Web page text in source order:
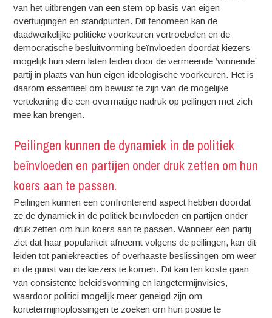
van het uitbrengen van een stem op basis van eigen
overtuigingen en standpunten. Dit fenomeen kan de
daadwerkelijke politieke voorkeuren vertroebelen en de
democratische besluitvorming beïnvloeden doordat kiezers
mogelijk hun stem laten leiden door de vermeende ‘winnende’
partij in plaats van hun eigen ideologische voorkeuren. Het is
daarom essentieel om bewust te zijn van de mogelijke
vertekening die een overmatige nadruk op peilingen met zich
mee kan brengen.
Peilingen kunnen de dynamiek in de politiek
beïnvloeden en partijen onder druk zetten om hun
koers aan te passen.
Peilingen kunnen een confronterend aspect hebben doordat
ze de dynamiek in de politiek beïnvloeden en partijen onder
druk zetten om hun koers aan te passen. Wanneer een partij
ziet dat haar populariteit afneemt volgens de peilingen, kan dit
leiden tot paniekreacties of overhaaste beslissingen om weer
in de gunst van de kiezers te komen. Dit kan ten koste gaan
van consistente beleidsvorming en langetermijnvisies,
waardoor politici mogelijk meer geneigd zijn om
kortetermijnoplossingen te zoeken om hun positie te